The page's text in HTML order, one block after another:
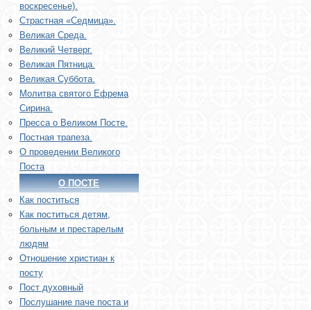
воскресенье).
Страстная «Седмица».
Великая Среда.
Великий Четверг.
Великая Пятница.
Великая Суббота.
Молитва святого Ефрема
Сирина.
Пресса о Великом Посте.
Постная трапеза.
О проведении Великого
Поста
О ПОСТЕ
Как поститься
Как поститься детям,
больным и престарелым
людям
Отношение христиан к
посту
Пост духовный
Послушание паче поста и